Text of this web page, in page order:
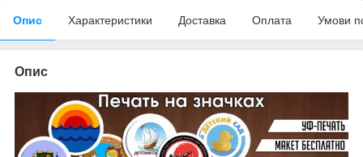
Опис Характеристики Доставка Оплата Умови
Опис